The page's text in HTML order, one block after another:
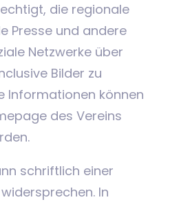
die regionale
Presse und andere
Netzwerke über
Bilder zu
Informationen können
des Vereins
schriftlich einer
In